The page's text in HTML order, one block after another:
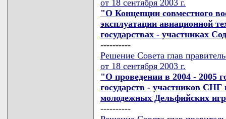
от 18 сентября 2003 г.
"О Концепции совместного
эксплуатации авиационной
государствах - участниках
----------
Решение Совета глав
от 18 сентября 2003 г.
"О проведении в 2004 - 2005
государств - участников
молодежных Дельфийских
----------